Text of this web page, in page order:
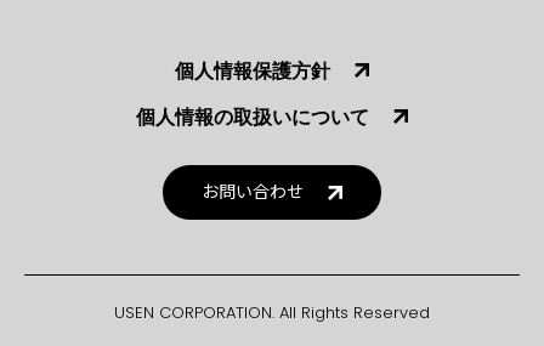
個人情報保護方針
個人情報の取扱いについて
お問い合わせ
USEN CORPORATION. All Rights Reserved